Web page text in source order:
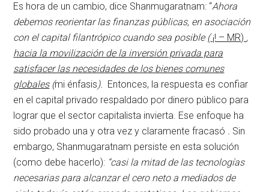
Es hora de un cambio, dice Shanmugaratnam: “Ahora
debemos reorientar las finanzas públicas, en asociación
con el capital filantrópico cuando sea posible (¡! – MR) ,
hacia la movilización de la inversión privada para
satisfacer las necesidades de los bienes comunes
globales(mi énfasis). Entonces, la respuesta es confiar
en el capital privado respaldado por dinero público para
lograr que el sector capitalista invierta. Ese enfoque ha
sido probado una y otra vez y claramente fracasó . Sin
embargo, Shanmugaratnam persiste en esta solución
(como debe hacerlo): “casi la mitad de las tecnologías
necesarias para alcanzar el cero neto a mediados de